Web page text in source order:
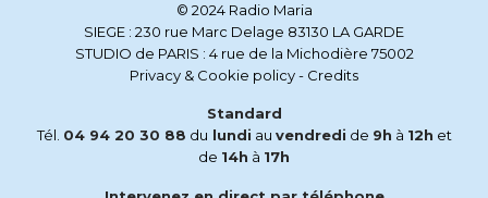
© 2024 Radio Maria
SIEGE : 230 rue Marc Delage 83130 LA GARDE
STUDIO de PARIS : 4 rue de la Michodière 75002
Privacy & Cookie policy- Credits
Standard
Tél. 04 94 20 30 88 du lundi au vendredi de 9h à 12h et
de 14h à 17h